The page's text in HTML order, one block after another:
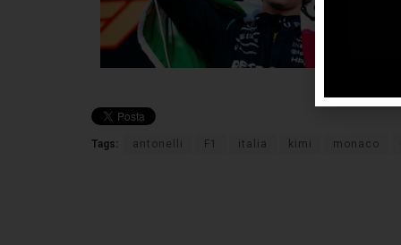
Tags: antonelli F1 italia kimi monaco